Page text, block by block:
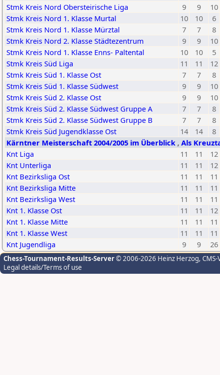
Stmk Kreis Nord Obersteirische Liga
9 9
10
Stmk Kreis Nord 1. Klasse Murtal
10 10
6
Stmk Kreis Nord 1. Klasse Mürztal
7 7
8
Stmk Kreis Nord 2. Klasse Städtezentrum
9 9
10
Stmk Kreis Nord 1. Klasse Enns- Paltental
10 10
5
Stmk Kreis Süd Liga
11 11
12
Stmk Kreis Süd 1. Klasse Ost
7 7
8
Stmk Kreis Süd 1. Klasse Südwest
9 9
10
Stmk Kreis Süd 2. Klasse Ost
9 9
10
Stmk Kreis Süd 2. Klasse Südwest Gruppe A
7 7
8
Stmk Kreis Süd 2. Klasse Südwest Gruppe B
7 7
8
Stmk Kreis Süd Jugendklasse Ost
14 14
8
Kärntner Meisterschaft 2004/2005 im Überblick , Als
Knt Liga
11 11
12
Knt Unterliga
11 11
12
Knt Bezirksliga Ost
11 11
11
Knt Bezirksliga Mitte
11 11
11
Knt Bezirksliga West
11 11
11
Knt 1. Klasse Ost
11 11
12
Knt 1. Klasse Mitte
11 11
11
Knt 1. Klasse West
11 11
11
Knt Jugendliga
9 9 26
Chess-Tournament-Results-Server© 2006-2026 Heinz Herzog,
Legal details/Terms of use